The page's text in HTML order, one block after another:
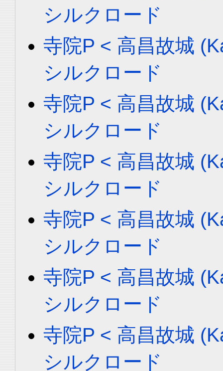
シルクロード
寺院P < 高昌故城
シルクロード
寺院P < 高昌故城
シルクロード
寺院P < 高昌故城
シルクロード
寺院P < 高昌故城
シルクロード
寺院P < 高昌故城
シルクロード
寺院P < 高昌故城
シルクロード